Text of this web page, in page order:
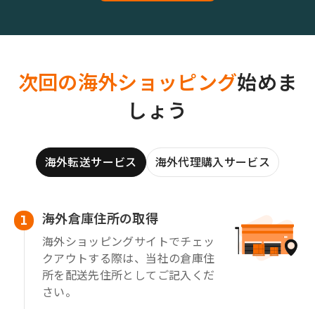
次回の海外ショッピング始めま
しょう
海外転送サービス 海外代理購入サービス
1 海外倉庫住所の取得
海外ショッピングサイトでチェッ
クアウトする際は、当社の倉庫住
所を配送先住所としてご記入くだ
さい。